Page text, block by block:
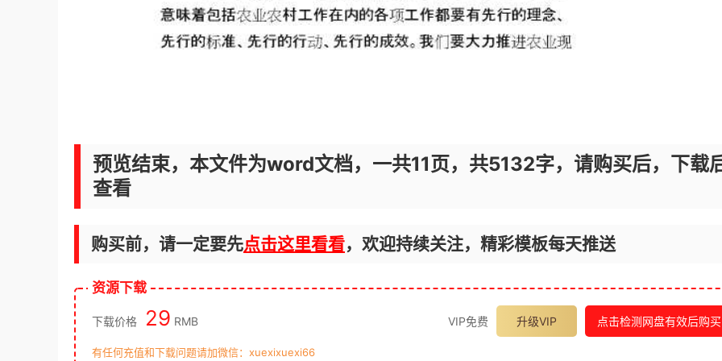
预览结束，本文件为word文档，一共11页，共5132字，请购买后，下载
查看
购买前，请一定要先点击这里看看，欢迎持续关注，精彩模板每天推送
资源下载
下载价格 29 RMB VIP免费 升级VIP 点击检测网盘有效后购买
有任何充值和下载问题请加微信：xuexixuexi66